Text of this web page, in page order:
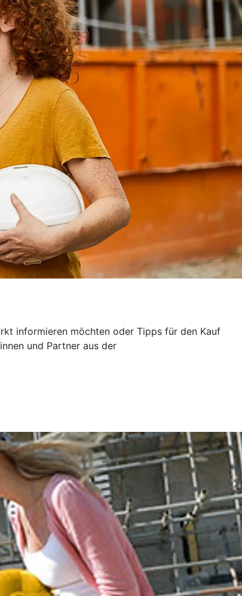
informieren möchten oder Tipps für den Kauf
und Partner aus der